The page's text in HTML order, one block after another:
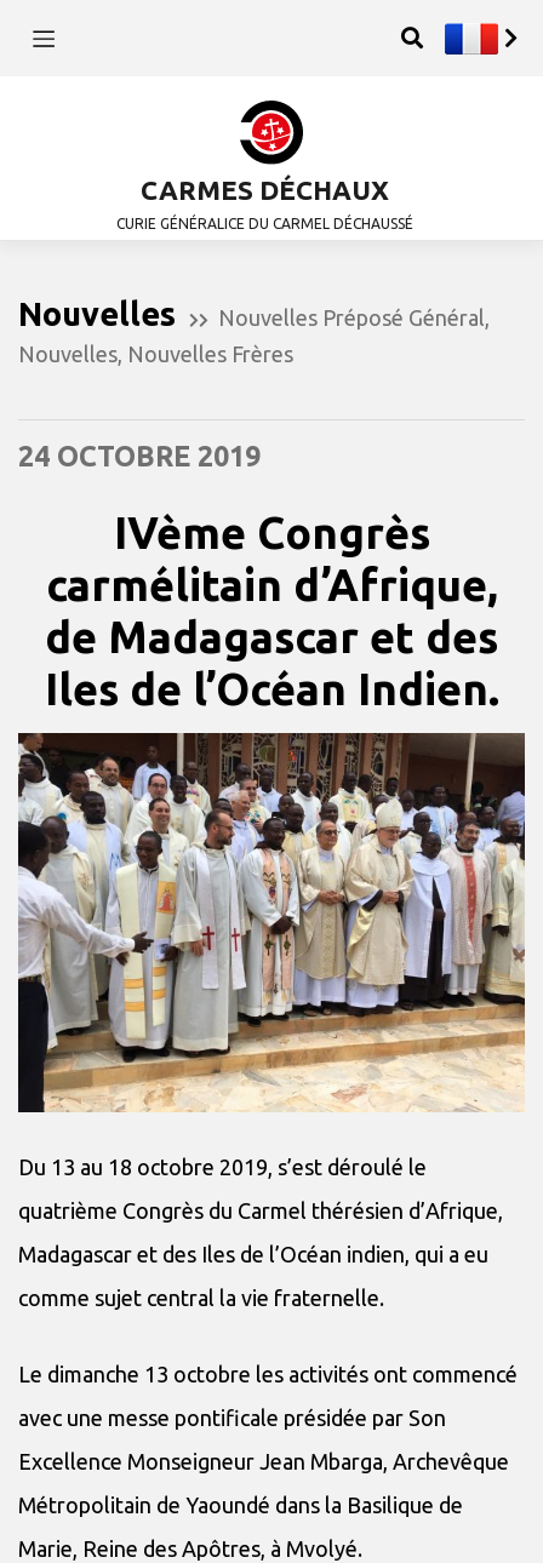
CARMES DÉCHAUX
CURIE GÉNÉRALICE DU CARMEL DÉCHAUSSÉ
Nouvelles Nouvelles Préposé Général
Nouvelles Nouvelles Frères
24 OCTOBRE 2019
IVème Congrès
carmélitain d’Afrique,
de Madagascar et des
Iles de l’Océan Indien.
Du 13 au 18 octobre 2019, s’est déroulé le
quatrième Congrès du Carmel thérésien d’Afrique,
Madagascar et des Iles de l’Océan indien, qui a eu
comme sujet central la vie fraternelle.
Le dimanche 13 octobre les activités ont commencé
avec une messe pontificale présidée par Son
Excellence Monseigneur Jean Mbarga, Archevêque
Métropolitain de Yaoundé dans la Basilique de
Marie, Reine des Apôtres, à Mvolyé.